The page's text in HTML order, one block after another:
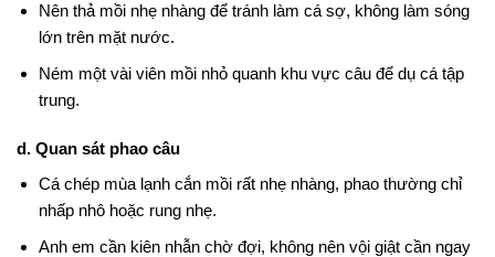
Nên thả mồi nhẹ nhàng để tránh làm cá sợ, không làm sóng
lớn trên mặt nước.
Ném một vài viên mồi nhỏ quanh khu vực câu để dụ cá tập
trung.
d. Quan sát phao câu
Cá chép mùa lạnh cắn mồi rất nhẹ nhàng, phao thường chỉ
nhấp nhô hoặc rung nhẹ.
Anh em cần kiên nhẫn chờ đợi, không nên vội giật cần ngay